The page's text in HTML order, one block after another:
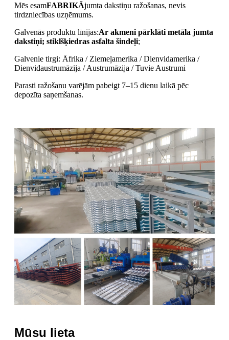
Mēs esamFABRIKĀjumta dakstiņu ražošanas, nevis
tirdzniecības uzņēmums.
Galvenās produktu līnijas:Ar akmeni pārklāti metāla jumta
dakstiņi; stiklšķiedras asfalta šindeļi;
Galvenie tirgi: Āfrika / Ziemeļamerika / Dienvidamerika /
Dienvidaustrumāzija / Austrumāzija / Tuvie Austrumi
Parasti ražošanu varējām pabeigt 7–15 dienu laikā pēc
depozīta saņemšanas.
Mūsu lieta